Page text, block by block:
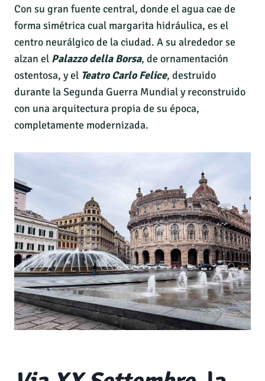
Con su gran fuente central, donde el agua cae de
forma simétrica cual margarita hidráulica, es el
centro neurálgico de la ciudad. A su alrededor se
alzan el Palazzo della Borsa, de ornamentación
ostentosa, y el Teatro Carlo Felice, destruido
durante la Segunda Guerra Mundial y reconstruido
con una arquitectura propia de su época,
completamente modernizada.